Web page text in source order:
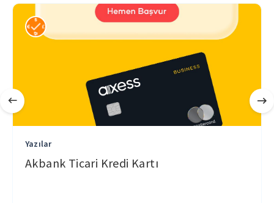
Yazılar
Akbank Ticari Kredi Kartı